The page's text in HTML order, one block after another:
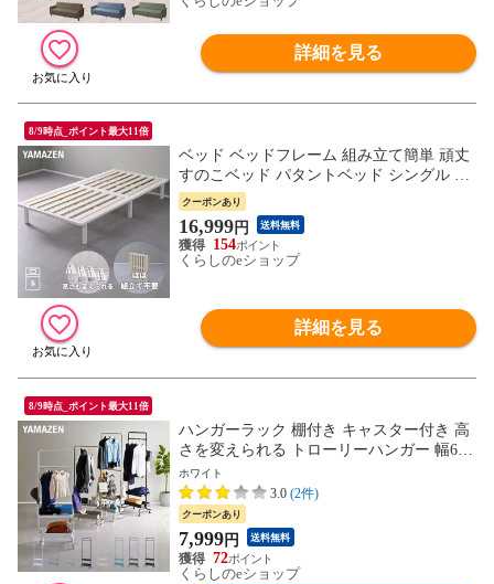
詳細を見る
8/9時点_ポイント最大11倍
ベッド ベッドフレーム 組み立て簡単 頑丈
すのこベッド パタントベッド シングル ホ
ワイトウォッシュ(フレーム) 本体完成品 高
さ調節 木製 折りたたみベッド 並べる 連結
すのこ きしみにくい 山善 YAMAZEN 【送
料無料】
クーポンあり
16,999円 送料無料
154
くらしのeショップ
詳細を見る
8/9時点_ポイント最大11倍
ハンガーラック 棚付き キャスター付き 高
さを変えられる トローリーハンガー 幅61.
5 奥行43 高さ189cm バスケットトローリー
コートハンガー 寝室 玄関 リビング 収納
バッグ 鞄 ランドセル 白 黒 山善のトロー
リー 山善 YAMAZEN 【送料無料】
ホワイト
3.0 (2件)
クーポンあり
7,999円 送料無料
72
くらしのeショップ